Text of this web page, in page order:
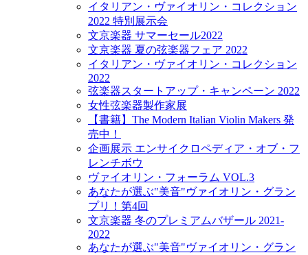
イタリアン・ヴァイオリン・コレクション
2022 特別展示会
文京楽器 サマーセール2022
文京楽器 夏の弦楽器フェア 2022
イタリアン・ヴァイオリン・コレクション
2022
弦楽器スタートアップ・キャンペーン 2022
女性弦楽器製作家展
【書籍】The Modern Italian Violin Makers 発
売中！
企画展示 エンサイクロペディア・オブ・フ
レンチボウ
ヴァイオリン・フォーラム VOL.3
あなたが選ぶ"美音"ヴァイオリン・グラン
プリ！第4回
文京楽器 冬のプレミアムバザール 2021-
2022
あなたが選ぶ"美音"ヴァイオリン・グラン